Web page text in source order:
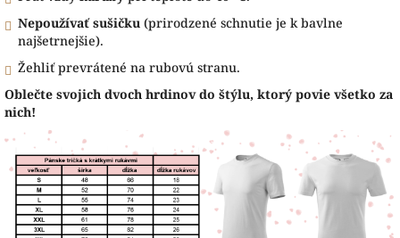
Nepoužívať sušičku (prirodzené schnutie je k bavlne
najšetrnejšie).
Žehliť prevrátené na rubovú stranu.
Oblečte svojich dvoch hrdinov do štýlu, ktorý povie všetko za
nich!